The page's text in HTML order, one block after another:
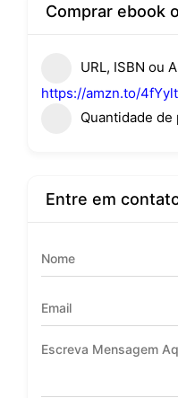
Comprar ebook
URL, ISBN ou
https://amzn.to/
Quantidade de
Entre em